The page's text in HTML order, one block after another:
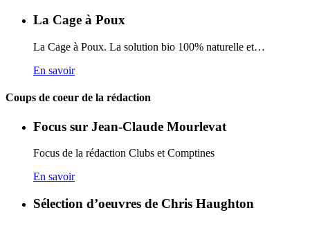
La Cage à Poux
La Cage à Poux. La solution bio 100% naturelle et…
En savoir
Coups de coeur de la rédaction
Focus sur Jean-Claude Mourlevat
Focus de la rédaction Clubs et Comptines
En savoir
Sélection d’oeuvres de Chris Haughton